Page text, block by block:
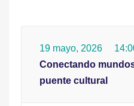
19 mayo, 2026
Conectando
puente cultural